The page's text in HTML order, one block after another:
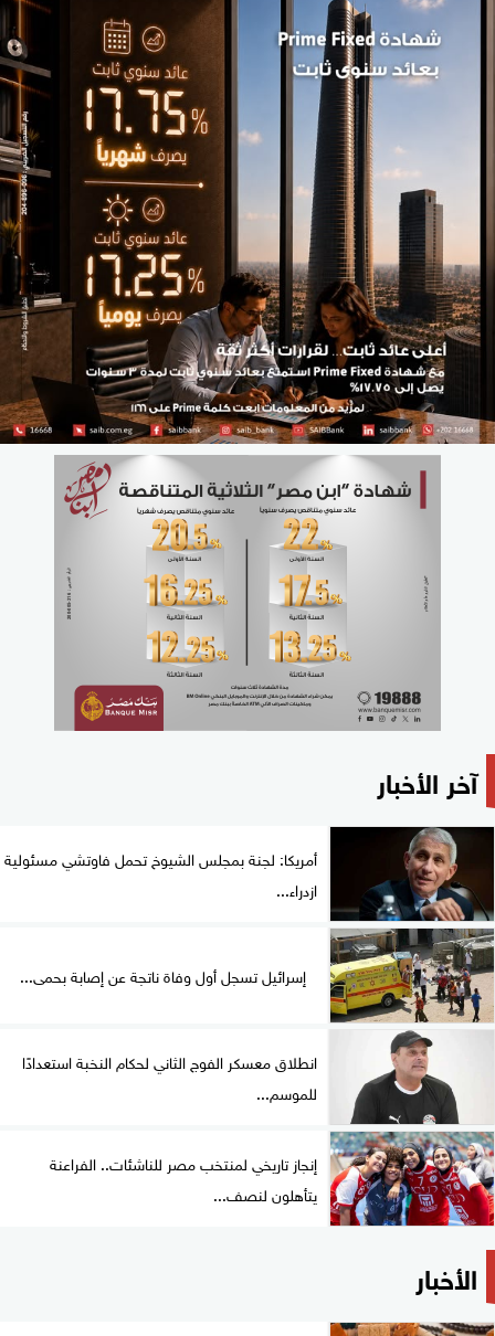
آخر الأخبار
أمريكا: لجنة بمجلس الشيوخ تحمل فاوتشي مسئولية
ازدراء...
إسرائيل تسجل أول وفاة ناتجة عن إصابة بحمى...
انطلاق معسكر الفوج الثاني لحكام النخبة استعدادًا
للموسم...
إنجاز تاريخي لمنتخب مصر للناشئات.. الفراعنة
يتأهلون لنصف...
الأخبار